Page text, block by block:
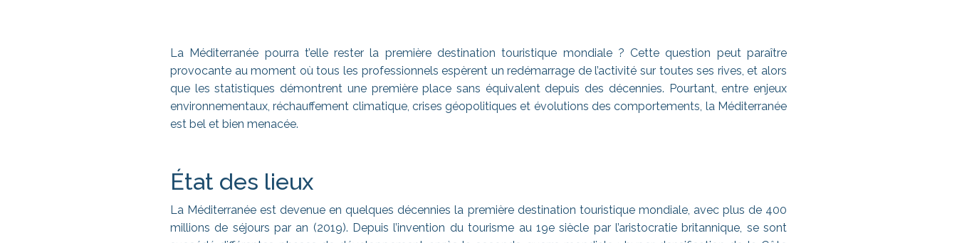
La Méditerranée pourra t’elle rester la première destination touristique mondiale ? Cette question peut paraître
provocante au moment où tous les professionnels espèrent un redémarrage de l’activité sur toutes ses rives, et alors
que les statistiques démontrent une première place sans équivalent depuis des décennies. Pourtant, entre enjeux
environnementaux, réchauffement climatique, crises géopolitiques et évolutions des comportements, la Méditerranée
est bel et bien menacée.
État des lieux
La Méditerranée est devenue en quelques décennies la première destination touristique mondiale, avec plus de 400
millions de séjours par an (2019). Depuis l’invention du tourisme au 19e siècle par l’aristocratie britannique, se sont